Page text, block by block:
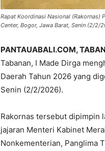
Rapat Koordinasi Nasional (Rakornas)
Center, Bogor, Jawa Barat, Senin (2/2/
PANTAUABALI.COM,
Tabanan, I Made Dirga
Daerah Tahun 2026 yang
Senin (2/2/2026).
Rakornas tersebut dipimpin
jajaran Menteri Kabinet
Nonkementerian, Panglima